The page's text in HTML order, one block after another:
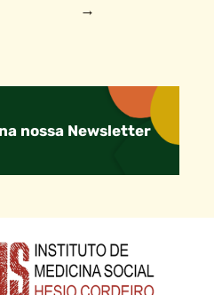
→
nossa Newsletter